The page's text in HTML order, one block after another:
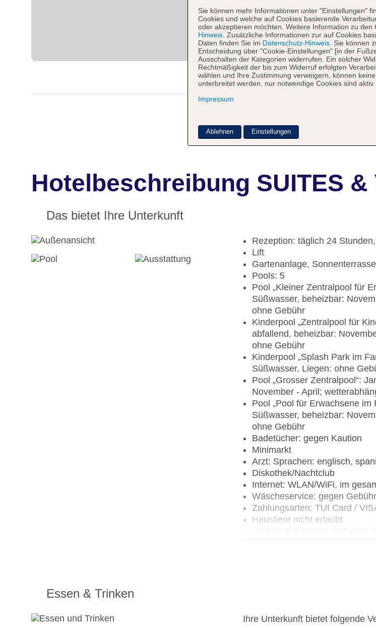
Hotelbeschreibung SUITES
Das bietet Ihre Unterkunft
Rezeption: täglich 24
Lift
Gartenanlage, Sonnenterrasse
Pools: 5
Pool „Kleiner Zentralpool für
Süßwasser, beheizbar:
ohne Gebühr
Kinderpool „Zentralpool für
abfallend, beheizbar:
ohne Gebühr
Kinderpool „Splash Park im
Süßwasser, Liegen: ohne
Pool „Grosser Zentralpool“:
November - April;
Pool „Pool für Erwachsene
Süßwasser, beheizbar:
ohne Gebühr
Badetücher: gegen Kaution
Minimarkt
Arzt: Sprachen: englisch,
Diskothek/Nachtclub
Internet: WLAN/WiFi, im
Wäscheservice: gegen
Zahlungsarten: TUI Card /
Haustiere nicht erlaubt
Essen & Trinken
Ihre Unterkunft bietet folgende
Sie können mehr Informationen unter "Einstellungen"
Cookies und welche auf Cookies basierende
oder akzeptieren möchten. Weitere Information zu den
Hinweis . Zusätzliche Informationen zur auf Cookies
Daten finden Sie im Datenschutz-Hinweis . Sie können
Entscheidung über "Cookie-Einstellungen" [in der
Ausschalten der Kategorien widerrufen. Ein solcher
Rechtmäßigkeit der bis zum Widerruf erfolgten
wählen und Ihre Zustimmung verweigern, können
unterbreitet werden, nur notwendige Cookies sind aktiv.
Impressum
Ablehnen Einstellungen